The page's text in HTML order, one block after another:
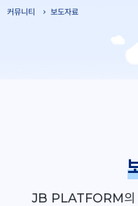
커뮤니티 보도자료
JB PLATFORM의